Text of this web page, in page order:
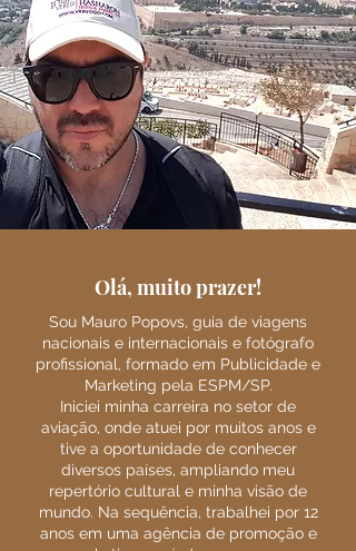
Olá, muito prazer!
Sou Mauro Popovs, guia de viagens
nacionais e internacionais e fotógrafo
profissional, formado em Publicidade e
Marketing pela ESPM/SP.
Iniciei minha carreira no setor de
aviação, onde atuei por muitos anos e
tive a oportunidade de conhecer
diversos países, ampliando meu
repertório cultural e minha visão de
mundo. Na sequência, trabalhei por 12
anos em uma agência de promoção e